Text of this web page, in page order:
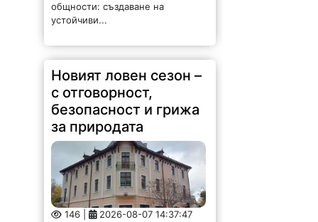
общности: създаване на
устойчиви...
Новият ловен сезон –
с отговорност,
безопасност и грижа
за природата
146 | 2026-08-07 14:37:47